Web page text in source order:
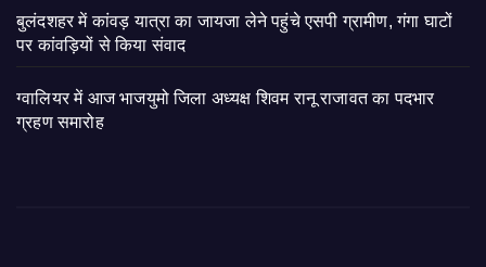
बुलंदशहर में कांवड़ यात्रा का जायजा लेने पहुंचे एसपी ग्रामीण, गंगा घाटों
पर कांवड़ियों से किया संवाद
ग्वालियर में आज भाजयुमो जिला अध्यक्ष शिवम रानू राजावत का पदभार
ग्रहण समारोह